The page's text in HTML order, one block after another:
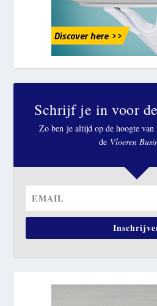
Schrijf je in voor
Zo ben je altijd op de hoogte van
de Vloeren